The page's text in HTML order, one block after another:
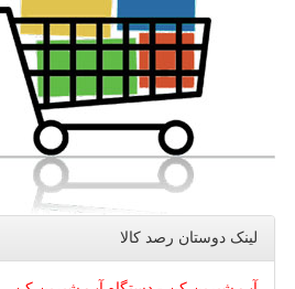
لینک دوستان رصد كالا